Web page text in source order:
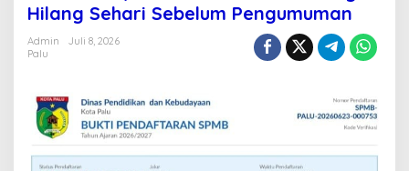
a
M
B
K
Hilang Sehari Sebelum Pengumuman
Admin
Juli 8, 2026
Palu